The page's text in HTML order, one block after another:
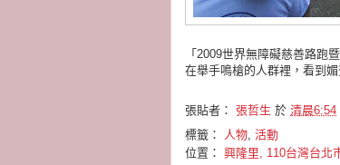
「2009世界無障礙慈善路跑
在舉手鳴槍的人群裡，看到
張貼者： 張哲生 於 清晨6:54
標籤： 人物, 活動
位置： 興隆里, 110台灣台北